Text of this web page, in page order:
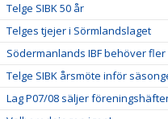
Telge SIBK 50 år
Telges tjejer i Sörmlandslaget
Södermanlands IBF behöver
Telge SIBK årsmöte inför
Lag P07/08 säljer